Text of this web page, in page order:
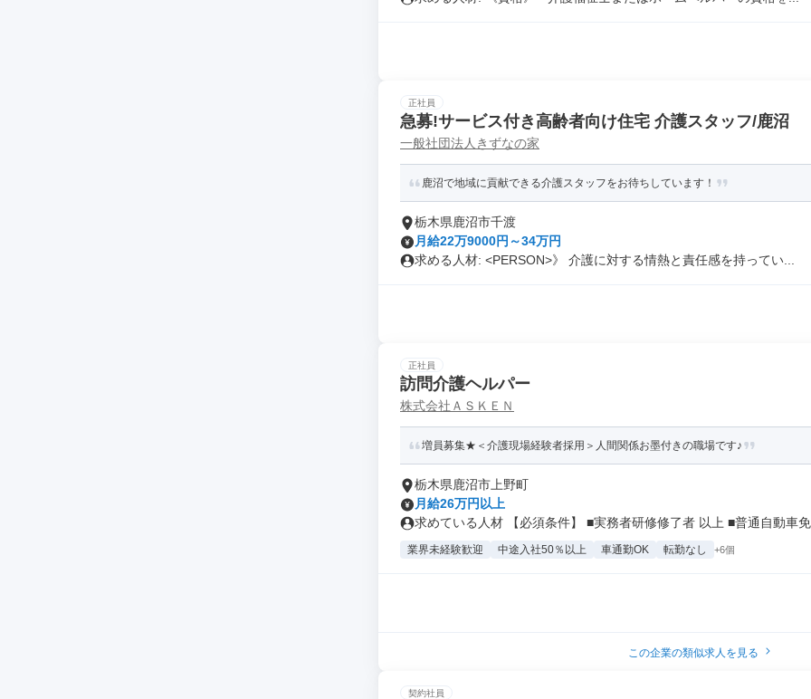
正社員
急募!サービス付き高齢者向け住宅 介護スタッフ/鹿沼
一般社団法人きずなの家
鹿沼で地域に貢献できる介護スタッフをお待ちしています！
栃木県鹿沼市千渡
月給22万9000円～34万円
求める人材: <PERSON>》 介護に対する情熱と責任感を持ってい...
正社員
訪問介護ヘルパー
株式会社ＡＳＫＥＮ
増員募集★＜介護現場経験者採用＞人間関係お墨付きの職場です♪
栃木県鹿沼市上野町
月給26万円以上
求めている人材 【必須条件】 ■実務者研修修了者 以上 ■普通自動車
業界未経験歓迎 中途入社50％以上 車通勤OK 転勤なし +6個
この企業の類似求人を見る
契約社員